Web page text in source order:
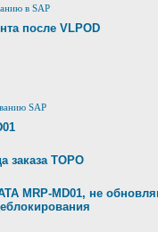
в SAP
после VLPOD
SAP
заказа ТОРО
MRP-MD01, не